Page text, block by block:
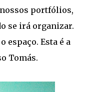
portfólios,
se irá organizar.
espaço. Esta é a
Tomás.